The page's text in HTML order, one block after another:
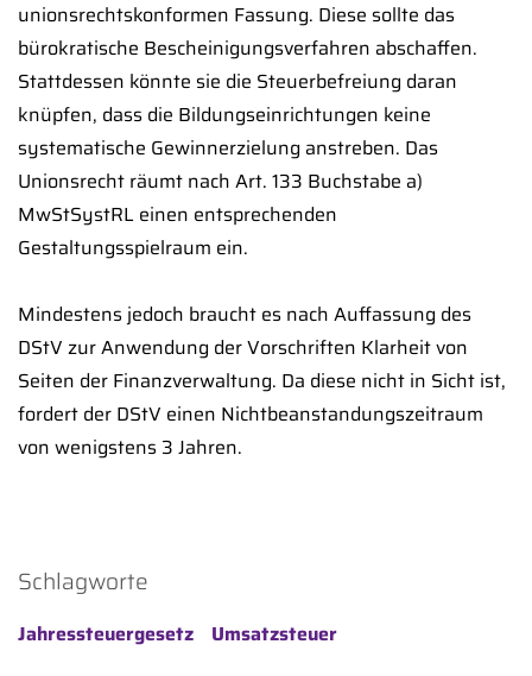
unionsrechtskonformen Fassung. Diese sollte das
bürokratische Bescheinigungsverfahren abschaffen.
Stattdessen könnte sie die Steuerbefreiung daran
knüpfen, dass die Bildungseinrichtungen keine
systematische Gewinnerzielung anstreben. Das
Unionsrecht räumt nach Art. 133 Buchstabe a)
MwStSystRL einen entsprechenden
Gestaltungsspielraum ein.
Mindestens jedoch braucht es nach Auffassung des
DStV zur Anwendung der Vorschriften Klarheit von
Seiten der Finanzverwaltung. Da diese nicht in Sicht ist,
fordert der DStV einen Nichtbeanstandungszeitraum
von wenigstens 3 Jahren.
Schlagworte
Jahressteuergesetz Umsatzsteuer